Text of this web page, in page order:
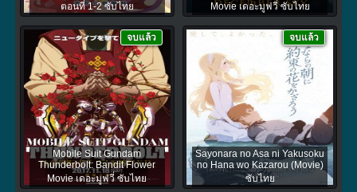
ตอนที่ 1-2 ซับไทย
Movie เดอะมูฟวี่ ซับไทย
Mobile Suit Gundam
Thunderbolt: Bandit Flower
Movie เดอะมูฟวี่ ซับไทย
จบแล้ว
Sayonara no Asa ni Yakusoku
no Hana wo Kazarou (Movie)
ซับไทย
จบแล้ว